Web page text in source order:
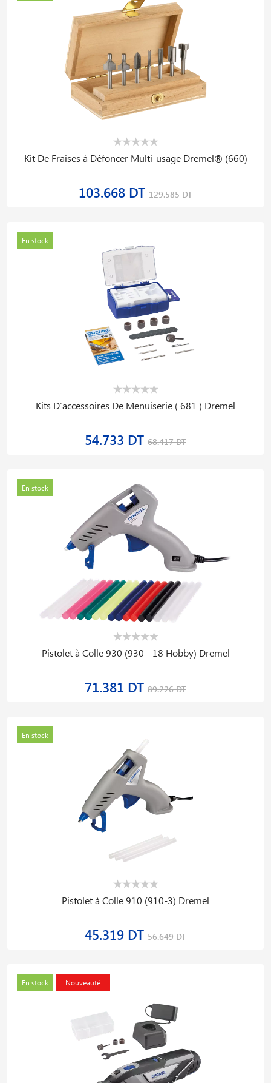
Kit De Fraises à Défoncer Multi-usage Dremel® (660)
103.668 DT 129.585 DT
En stock
Kits D′accessoires De Menuiserie ( 681 ) Dremel
54.733 DT 68.417 DT
En stock
Pistolet à Colle 930 (930 - 18 Hobby) Dremel
71.381 DT 89.226 DT
En stock
Pistolet à Colle 910 (910-3) Dremel
45.319 DT 56.649 DT
En stock Nouveauté